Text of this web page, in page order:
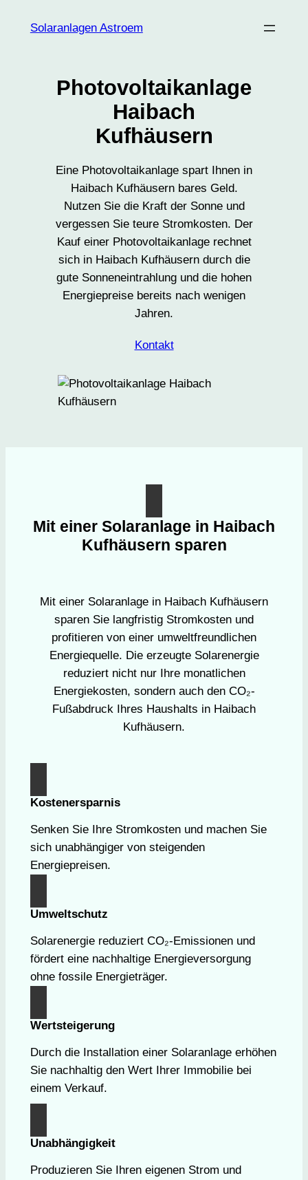
InhaltSolaranlagen Astroem
Photovoltaikanlage
Haibach
Kufhäusern
Eine Photovoltaikanlage spart Ihnen in
Haibach Kufhäusern bares Geld.
Nutzen Sie die Kraft der Sonne und
vergessen Sie teure Stromkosten. Der
Kauf einer Photovoltaikanlage rechnet
sich in Haibach Kufhäusern durch die
gute Sonneneintrahlung und die hohen
Energiepreise bereits nach wenigen
Jahren.
Kontakt
Mit einer Solaranlage in Haibach
Kufhäusern sparen
Mit einer Solaranlage in Haibach Kufhäusern
sparen Sie langfristig Stromkosten und
profitieren von einer umweltfreundlichen
Energiequelle. Die erzeugte Solarenergie
reduziert nicht nur Ihre monatlichen
Energiekosten, sondern auch den CO₂-
Fußabdruck Ihres Haushalts in Haibach
Kufhäusern.
Kostenersparnis
Senken Sie Ihre Stromkosten und machen Sie
sich unabhängiger von steigenden
Energiepreisen.
Umweltschutz
Solarenergie reduziert CO₂-Emissionen und
fördert eine nachhaltige Energieversorgung
ohne fossile Energieträger.
Wertsteigerung
Durch die Installation einer Solaranlage erhöhen
Sie nachhaltig den Wert Ihrer Immobilie bei
einem Verkauf.
Unabhängigkeit
Produzieren Sie Ihren eigenen Strom und